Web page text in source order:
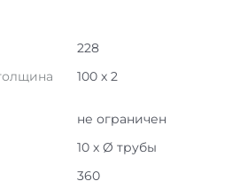
228
100 x 2
не ограничен
10 x Ø трубы
360